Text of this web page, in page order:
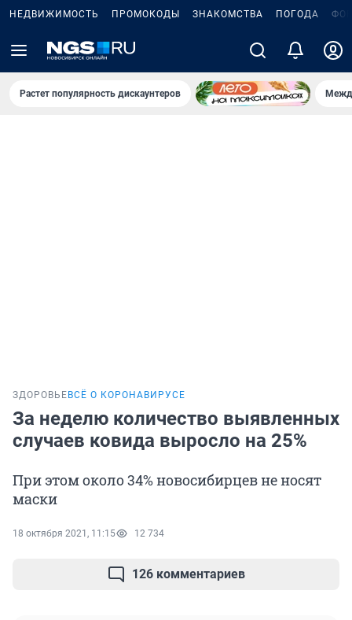
НЕДВИЖИМОСТЬ ПРОМОКОДЫ ЗНАКОМСТВА ПОГОДА
Растет популярность дискаунтеров
ЗДОРОВЬЕ ВСЁ О КОРОНАВИРУСЕ
За неделю количество выявленных
случаев ковида выросло на 25%
При этом около 34% новосибирцев не носят
маски
18 октября 2021, 11:15 12 734
126 комментариев